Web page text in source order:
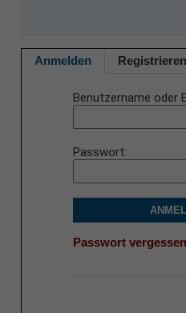
Anmelden Registrieren
Benutzername oder
Passwort
Passwort